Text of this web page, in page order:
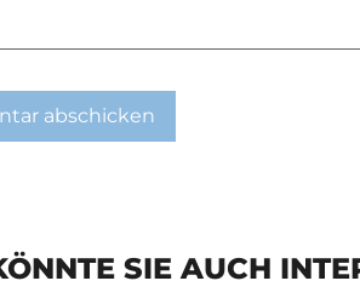
SIE AUCH